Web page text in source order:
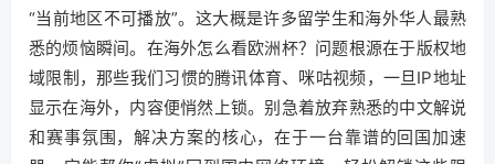
“当前地区不可播放”。这大概是许多留学生和海外华人最熟
悉的烦恼瞬间。在海外怎么看欧洲杯？问题根源在于版权地
域限制，那些我们习惯的腾讯体育、咪咕视频，一旦IP地址
显示在海外，内容便悄然上锁。别急着放弃熟悉的中文解说
和赛事氛围，解决方案的核心，在于一台靠谱的回国加速